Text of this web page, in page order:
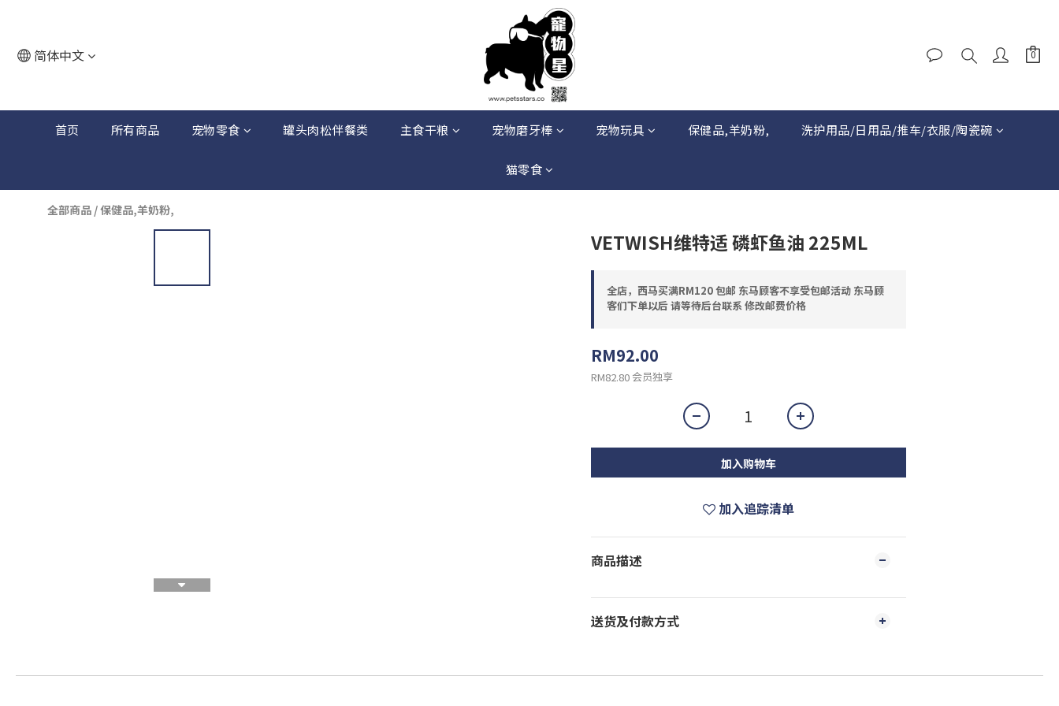
简体中文
首页 所有商品 宠物零食 罐头肉松伴餐类 主食干粮 宠物磨牙棒 宠物玩具 保健品,羊奶粉, 洗护用品/日用品/推车/衣服/陶瓷碗
猫零食
全部商品 /保健品,羊奶粉,
VETWISH维特适 磷虾鱼油 225ML
全店，西马买满RM120 包邮 东马顾客不享受包邮活动 东马顾
客们下单以后 请等待后台联系 修改邮费价格
RM92.00
RM82.80 会员独享
加入购物车
加入追踪清单
商品描述
送货及付款方式